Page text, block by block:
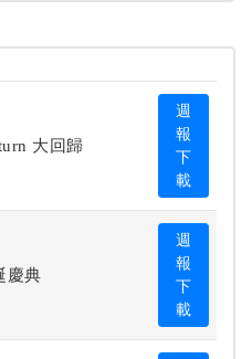
大回歸
週
報
下
載
慶典
週
報
下
載